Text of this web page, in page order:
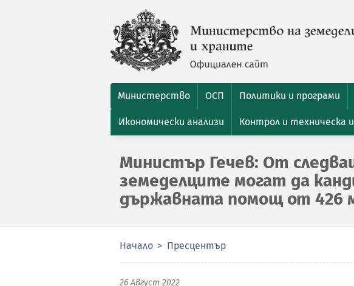
Министерство ОСП Политики и програми
Икономически анализи Контрол и техническа
Министър Гечев: От
земеделците могат да
държавната помощ от 426
Начало Пресцентър
26 Август 2022